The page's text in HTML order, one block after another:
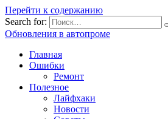
Перейти к содержанию
Search for:
Обновления в автопроме
Главная
Ошибки
Ремонт
Полезное
Лайфхаки
Новости